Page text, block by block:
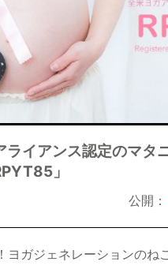
ライアンス認定のマタ
」
公開：
ヨガジェネレーションのね